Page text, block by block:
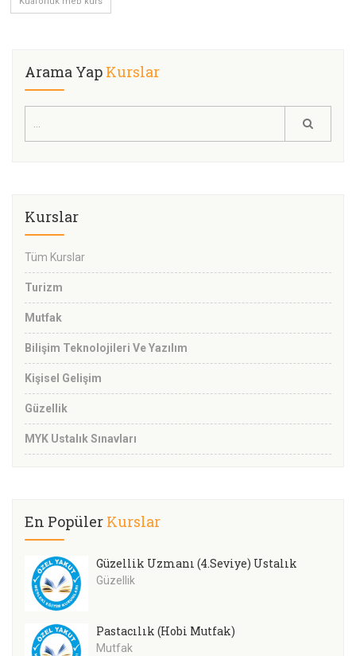
Arama Yap Kurslar
Kurslar
Tüm Kurslar
Turizm
Mutfak
Bilişim Teknolojileri Ve Yazılım
Kişisel Gelişim
Güzellik
MYK Ustalık Sınavları
En Popüler Kurslar
Güzellik Uzmanı (4.Seviye) Ustalık
Güzellik
Pastacılık (Hobi Mutfak)
Mutfak